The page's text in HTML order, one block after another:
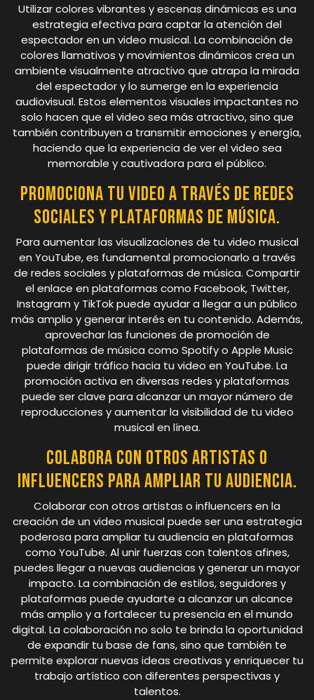
Utilizar colores vibrantes y escenas dinámicas es una
estrategia efectiva para captar la atención del
espectador en un video musical. La combinación de
colores llamativos y movimientos dinámicos crea un
ambiente visualmente atractivo que atrapa la mirada
del espectador y lo sumerge en la experiencia
audiovisual. Estos elementos visuales impactantes no
solo hacen que el video sea más atractivo, sino que
también contribuyen a transmitir emociones y energía,
haciendo que la experiencia de ver el video sea
memorable y cautivadora para el público.
Promociona tu video a través de redes
sociales y plataformas de música.
Para aumentar las visualizaciones de tu video musical
en YouTube, es fundamental promocionarlo a través
de redes sociales y plataformas de música. Compartir
el enlace en plataformas como Facebook, Twitter,
Instagram y TikTok puede ayudar a llegar a un público
más amplio y generar interés en tu contenido. Además,
aprovechar las funciones de promoción de
plataformas de música como Spotify o Apple Music
puede dirigir tráfico hacia tu video en YouTube. La
promoción activa en diversas redes y plataformas
puede ser clave para alcanzar un mayor número de
reproducciones y aumentar la visibilidad de tu video
musical en línea.
Colabora con otros artistas o
influencers para ampliar tu audiencia.
Colaborar con otros artistas o influencers en la
creación de un video musical puede ser una estrategia
poderosa para ampliar tu audiencia en plataformas
como YouTube. Al unir fuerzas con talentos afines,
puedes llegar a nuevas audiencias y generar un mayor
impacto. La combinación de estilos, seguidores y
plataformas puede ayudarte a alcanzar un alcance
más amplio y a fortalecer tu presencia en el mundo
digital. La colaboración no solo te brinda la oportunidad
de expandir tu base de fans, sino que también te
permite explorar nuevas ideas creativas y enriquecer tu
trabajo artístico con diferentes perspectivas y
talentos.